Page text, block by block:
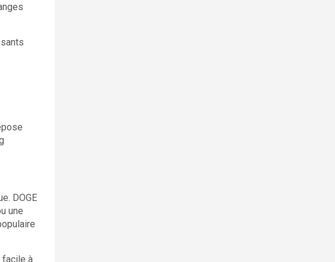
DOGE
une
facile à